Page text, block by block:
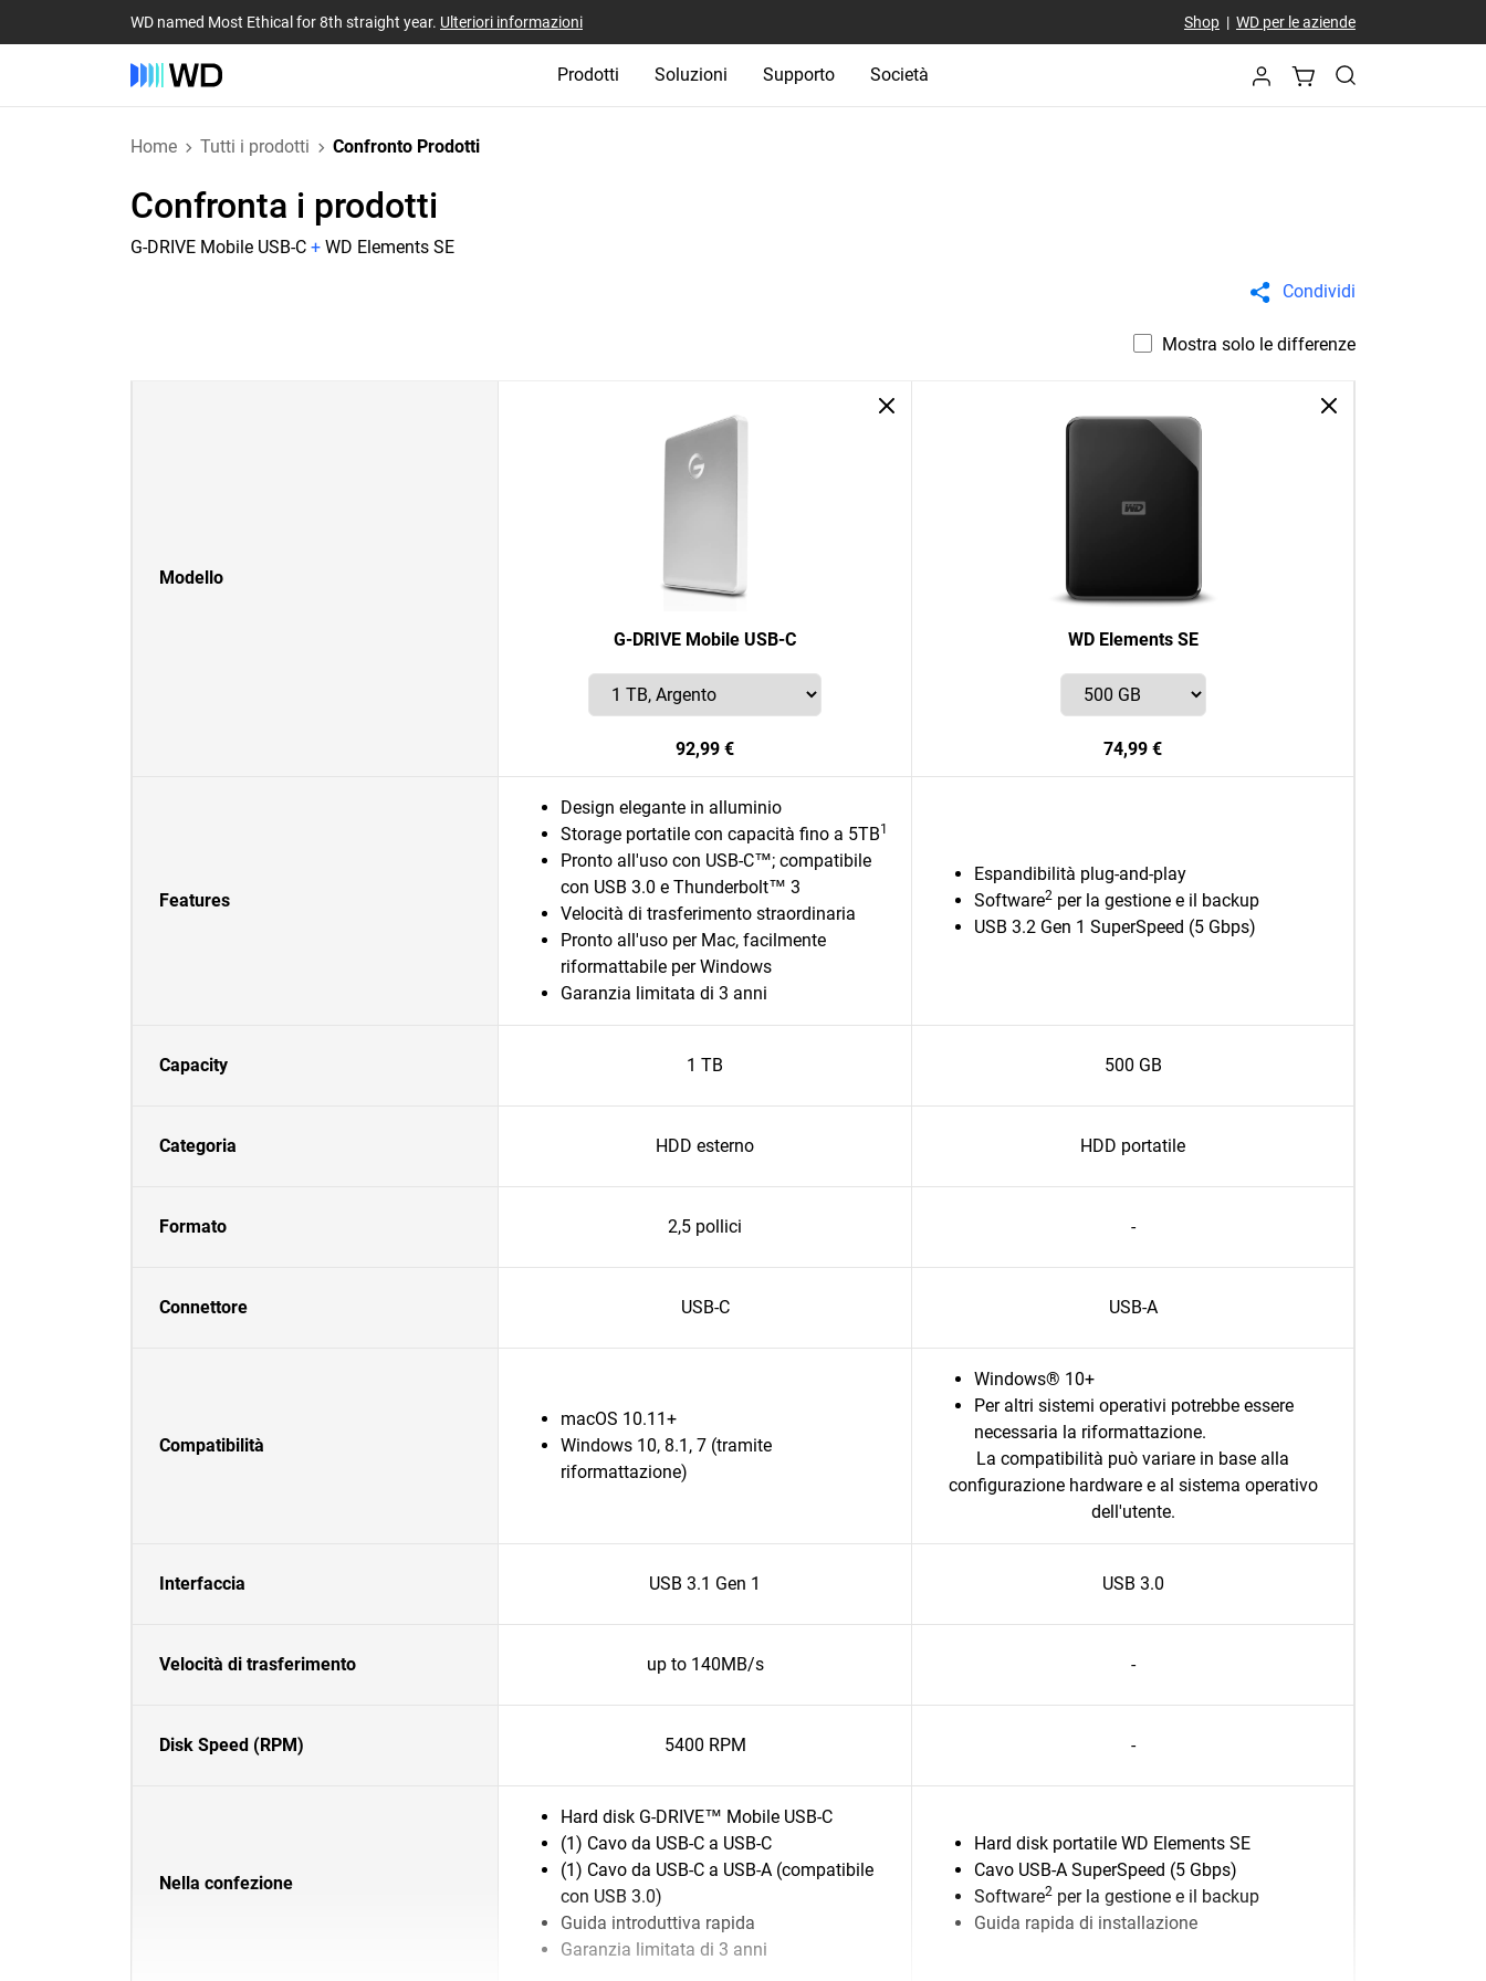
WD named Most Ethical for 8th straight year. Ulteriori informazioni Shop| WD per le aziende
Prodotti Soluzioni Supporto Società
Home Tutti i prodotti Confronto Prodotti
Confronta i prodotti
G-DRIVE Mobile USB-C + WD Elements SE
Condividi
Mostra solo le differenze
Modello
G-DRIVE Mobile USB-C
92,99 €
WD Elements SE
74,99 €
Features
Design elegante in alluminio
Storage portatile con capacità fino a 5TB1
Pronto all'uso con USB-C™; compatibile
con USB 3.0 e Thunderbolt™ 3
Velocità di trasferimento straordinaria
Pronto all'uso per Mac, facilmente
riformattabile per Windows
Garanzia limitata di 3 anni
Espandibilità plug-and-play
Software2 per la gestione e il backup
USB 3.2 Gen 1 SuperSpeed (5 Gbps)
Capacity 1 TB 500 GB
Categoria HDD esterno HDD portatile
Formato 2,5 pollici -
Connettore USB-C USB-A
Compatibilità
macOS 10.11+
Windows 10, 8.1, 7 (tramite
riformattazione)
Windows® 10+
Per altri sistemi operativi potrebbe essere
necessaria la riformattazione.
La compatibilità può variare in base alla
configurazione hardware e al sistema operativo
dell'utente.
Interfaccia USB 3.1 Gen 1 USB 3.0
Velocità di trasferimento up to 140MB/s -
Disk Speed (RPM) 5400 RPM -
Nella confezione
Hard disk G-DRIVE™ Mobile USB-C
(1) Cavo da USB-C a USB-C
(1) Cavo da USB-C a USB-A (compatibile
con USB 3.0)
Guida introduttiva rapida
Garanzia limitata di 3 anni
Hard disk portatile WD Elements SE
Cavo USB-A SuperSpeed (5 Gbps)
Software2 per la gestione e il backup
Guida rapida di installazione